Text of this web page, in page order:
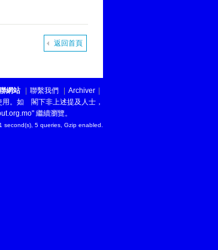
返回首頁
網站 聯繫我們 Archiver
用。如 閣下非上述提及人士，
繼續瀏覽。
second(s), 5 queries, Gzip enabled